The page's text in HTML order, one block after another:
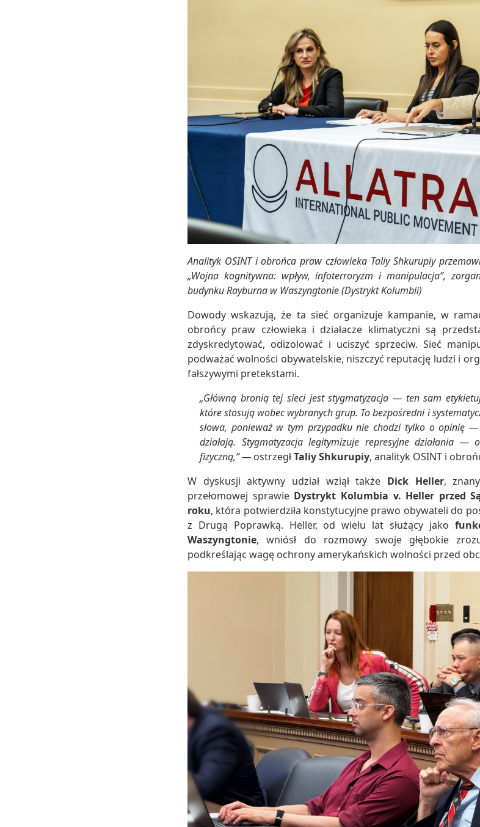
Analityk OSINT i obrońca praw człowieka Taliy Shkurupiy
„Wojna kognitywna: wpływ, infoterroryzm i manipulacja”,
budynku Rayburna w Waszyngtonie (Dystrykt Kolumbii)
Dowody wskazują, że ta sieć organizuje kampanie, w
obrońcy praw człowieka i działacze klimatyczni są
zdyskredytować, odizolować i uciszyć sprzeciw. Sieć
podważać wolności obywatelskie, niszczyć reputację ludzi i
fałszywymi pretekstami.
„Główną bronią tej sieci jest stygmatyzacja — ten sam
które stosują wobec wybranych grup. To bezpośredni i
słowa, ponieważ w tym przypadku nie chodzi tylko o opinię
działają. Stygmatyzacja legitymizuje represyjne działania
fizyczną,” — ostrzegłTaliy Shkurupiy, analityk OSINT i
W dyskusji aktywny udział wziął także Dick Heller,
przełomowej sprawie Dystrykt Kolumbia v. Heller przed
roku, która potwierdziła konstytucyjne prawo obywateli do
z Drugą Poprawką. Heller, od wielu lat służący jako
Waszyngtonie, wniósł do rozmowy swoje głębokie
podkreślając wagę ochrony amerykańskich wolności przed